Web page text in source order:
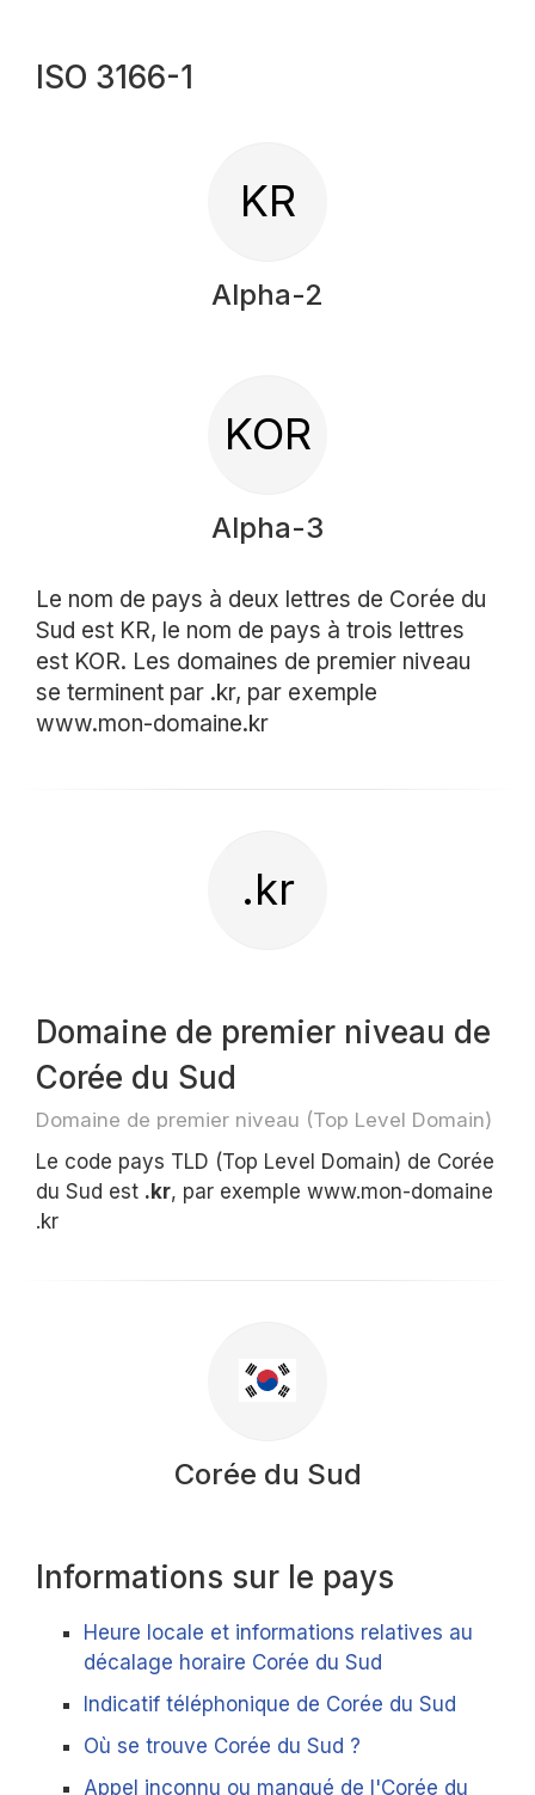
ISO 3166-1
KR
Alpha-2
KOR
Alpha-3
Le nom de pays à deux lettres de Corée du
Sud est KR, le nom de pays à trois lettres
est KOR. Les domaines de premier niveau
se terminent par .kr, par exemple
www.mon-domaine.kr
.kr
Domaine de premier niveau de
Corée du Sud
Domaine de premier niveau (Top Level Domain)
Le code pays TLD (Top Level Domain) de Corée
du Sud est .kr, par exemple www.mon-domaine
.kr
Corée du Sud
Informations sur le pays
Heure locale et informations relatives au
décalage horaire Corée du Sud
Indicatif téléphonique de Corée du Sud
Où se trouve Corée du Sud ?
Appel inconnu ou manqué de l'Corée du